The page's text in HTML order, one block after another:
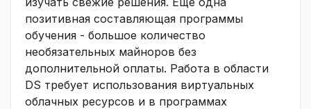
позитивная составляющая программы
обучения - большое количество
необязательных майноров без
дополнительной оплаты. Работа в области
DS требует использования виртуальных
облачных ресурсов и в программах